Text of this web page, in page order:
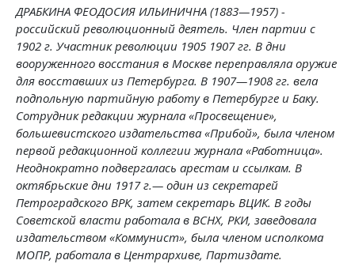
ДРАБКИНА ФЕОДОСИЯ ИЛЬИНИЧНА (1883—1957) -
российский революционный деятель. Член партии с
1902 г. Участник революции 1905 1907 гг. В дни
вооруженного восстания в Москве переправляла оружие
для восставших из Петербурга. В 1907—1908 гг. вела
подпольную партийную работу в Петербурге и Баку.
Сотрудник редакции журнала «Просвещение»,
большевистского издательства «Прибой», была членом
первой редакционной коллегии журнала «Работница».
Неоднократно подвергалась арестам и ссылкам. В
октябрьские дни 1917 г.— один из секретарей
Петроградского ВРК, затем секретарь ВЦИК. В годы
Советской власти работала в ВСНХ, РКИ, заведовала
издательством «Коммунист», была членом исполкома
МОПР, работала в Центрархиве, Партиздате.